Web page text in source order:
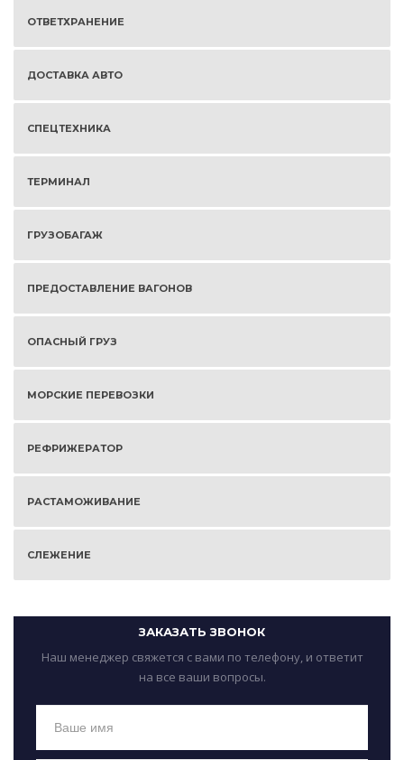
ОТВЕТХРАНЕНИЕ
ДОСТАВКА АВТО
СПЕЦТЕХНИКА
ТЕРМИНАЛ
ГРУЗОБАГАЖ
ПРЕДОСТАВЛЕНИЕ ВАГОНОВ
ОПАСНЫЙ ГРУЗ
МОРСКИЕ ПЕРЕВОЗКИ
РЕФРИЖЕРАТОР
РАСТАМОЖИВАНИЕ
СЛЕЖЕНИЕ
ЗАКАЗАТЬ ЗВОНОК
Наш менеджер свяжется с вами по телефону, и ответит
на все ваши вопросы.